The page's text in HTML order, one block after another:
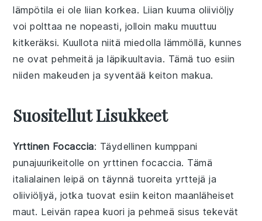
lämpötila ei ole liian korkea. Liian kuuma oliiviöljy
voi polttaa ne nopeasti, jolloin maku muuttuu
kitkeräksi. Kuullota niitä miedolla lämmöllä, kunnes
ne ovat pehmeitä ja läpikuultavia. Tämä tuo esiin
niiden makeuden ja syventää keiton makua.
Suositellut Lisukkeet
Yrttinen Focaccia: Täydellinen kumppani
punajuurikeitolle on yrttinen focaccia. Tämä
italialainen leipä on täynnä tuoreita yrttejä ja
oliiviöljyä, jotka tuovat esiin keiton maanläheiset
maut. Leivän rapea kuori ja pehmeä sisus tekevät